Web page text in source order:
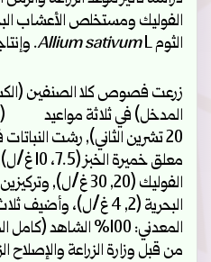
الفوليك ومستخلص الأعشاب
الثوم Allium sativumL. وإنتاجيتهما وقدرتهما التخزينية.
زرعت فصوص كلا الصنفين
20 تشرين الثاني), رشت
معلق
الفوليك (20, 30 غ/
البحرية (2, 4 غ/ل)،
المعدني: 100% الشاهد